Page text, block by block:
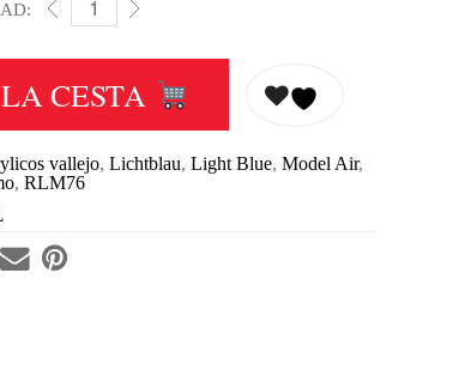
MA 71257 RLM76 LICHTBLAU - LIGHT BLUE
CESTA
vallejo, Lichtblau, Light Blue, Model Air,
, RLM76